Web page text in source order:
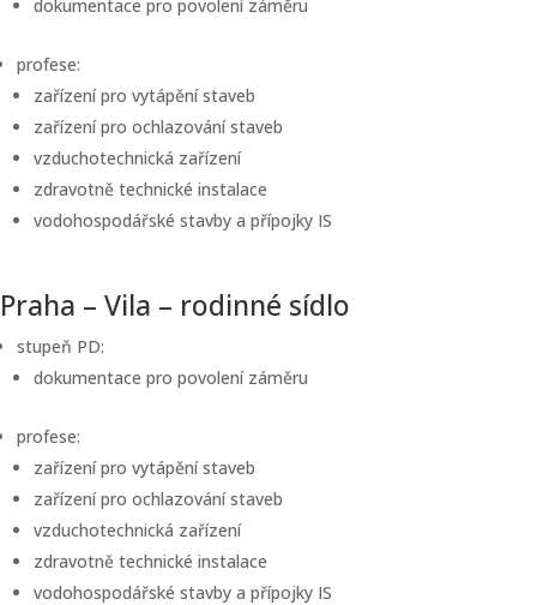
dokumentace pro povolení záměru
profese:
zařízení pro vytápění staveb
zařízení pro ochlazování staveb
vzduchotechnická zařízení
zdravotně technické instalace
vodohospodářské stavby a přípojky IS
Praha – Vila – rodinné sídlo
stupeň PD:
dokumentace pro povolení záměru
profese:
zařízení pro vytápění staveb
zařízení pro ochlazování staveb
vzduchotechnická zařízení
zdravotně technické instalace
vodohospodářské stavby a přípojky IS